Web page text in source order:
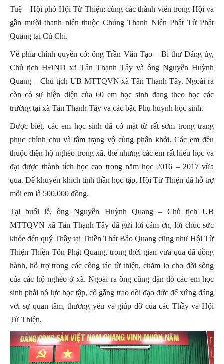
Tuệ – Hội phó Hội Từ Thiện; cùng các thành viên trong Hội và
gần mười thanh niên thuộc Chúng Thanh Niên Phật Tử Phật
Quang tại Củ Chi.
Về phía chính quyền có: ông Trần Văn Tạo – Bí thư Đảng ủy,
Chủ tịch HĐND xã Tân Thạnh Tây và ông Nguyễn Huỳnh
Quang – Chủ tịch UB MTTQVN xã Tân Thạnh Tây. Ngoài ra
còn có sự hiện diện của 60 em học sinh đang theo học các
trường tại xã Tân Thạnh Tây và các bậc Phụ huynh học sinh.
Được biết, các em học sinh đã có mặt từ rất sớm trong trang
phục chỉnh chu và tâm trạng vộ cùng phấn khởi. Các em đều
thuộc diện hộ nghèo trong xã, thế nhưng các em rất hiếu học và
đạt được thành tích học cao trong năm học 2016 – 2017 vừa
qua. Để khuyến khích tinh thần học tập, Hội Từ Thiện đã hỗ trợ
mỗi em là 500.000 đồng.
Tại buổi lễ, ông Nguyễn Huỳnh Quang – Chủ tịch UB
MTTQVN xã Tân Thạnh Tây đã gửi lời cảm ơn, lời chúc sức
khỏe đến quý Thầy tại Thiền Thất Bảo Quang cũng như Hội Từ
Thiện Thiền Tôn Phật Quang, trong thời gian vừa qua đã đồng
hành, hỗ trợ trong các công tác từ thiện, chăm lo cho đời sống
của các hộ nghèo ở xã. Ngoài ra ông cũng dặn dò các em học
sinh phải nỗ lực học tập, cố gắng trao dồi đạo đức để xứng đáng
với sự quan tâm, thương yêu và giúp đỡ của các Thầy và Hội
Từ Thiện.